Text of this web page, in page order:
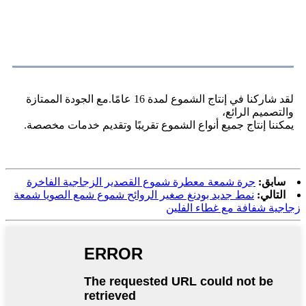
لقد شاركنا في إنتاج الشموع لمدة 16 عامًا.مع الجودة الممتازة
والتصميم الرائع،
يمكننا إنتاج جميع أنواع الشموع تقريبًا وتقديم خدمات مخصصة.
سابق: جرة شمعة معطرة شموع القصدير الزجاجية الفاخرة
التالي: نمط جديد بودنغ صغير الروائح شموع شمع الصويا شمعة
زجاجية شفافة مع غطاء الفلين